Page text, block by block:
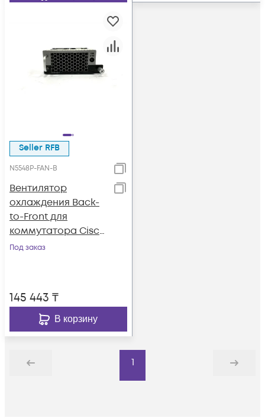
Seller RFB
N5548P-FAN-B
Вентилятор
охлаждения Back-
to-Front для
коммутатора Cisco
Nexus 5548UP
Под заказ
145 443 ₸
В корзину
Назад
1
Дальше